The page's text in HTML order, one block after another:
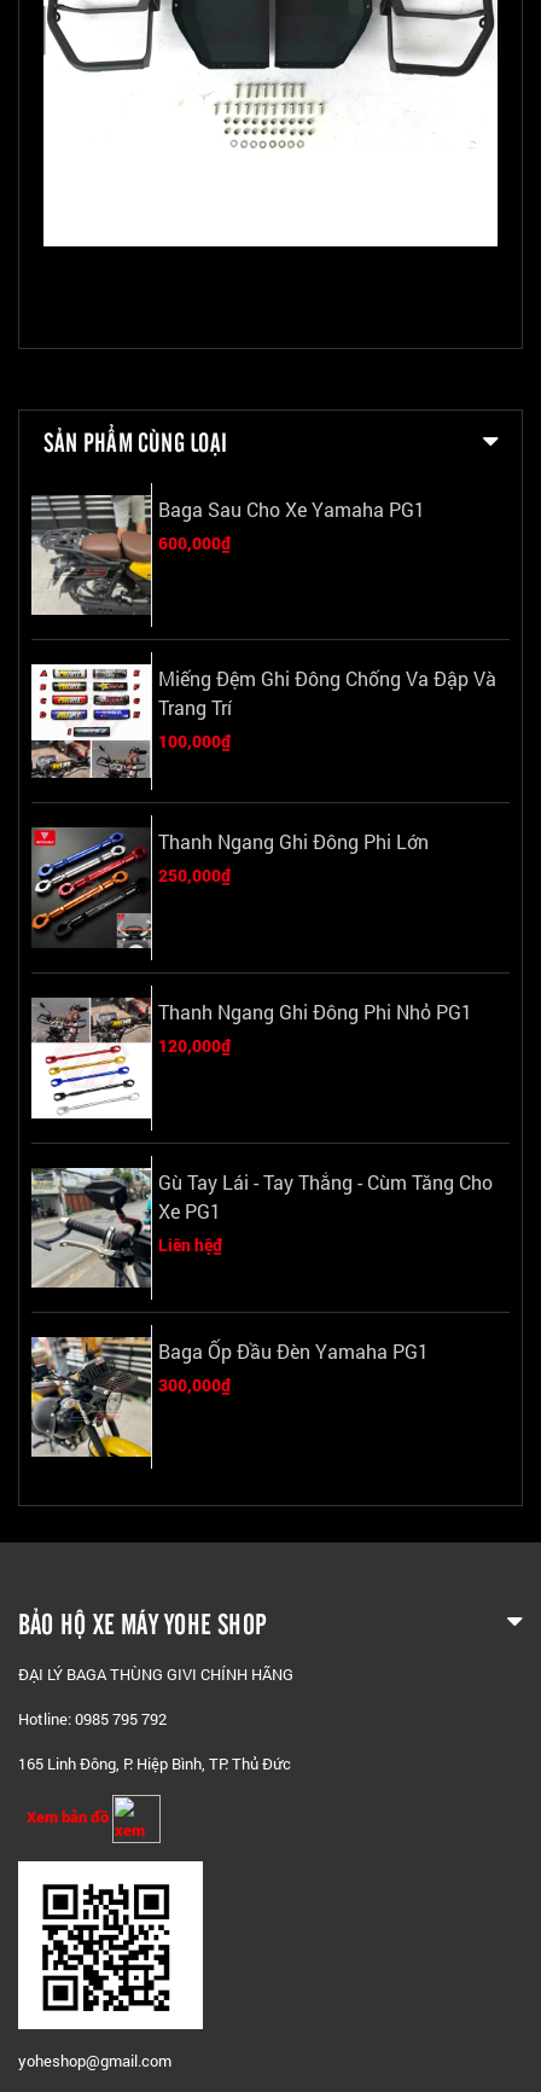
SẢN PHẨM CÙNG LOẠI
Baga Sau Cho Xe Yamaha PG1
600,000₫
Miếng Đệm Ghi Đông Chống Va Đập Và
Trang Trí
100,000₫
Thanh Ngang Ghi Đông Phi Lớn
250,000₫
Thanh Ngang Ghi Đông Phi Nhỏ PG1
120,000₫
Gù Tay Lái - Tay Thắng - Cùm Tăng Cho
Xe PG1
Liên hệ₫
Baga Ốp Đầu Đèn Yamaha PG1
300,000₫
BẢO HỘ XE MÁY YOHE SHOP
ĐẠI LÝ BAGA THÙNG GIVI CHÍNH HÃNG
Hotline: 0985 795 792
165 Linh Đông, P. Hiệp Bình, TP. Thủ Đức
Xem bản đồ
yoheshop@gmail.com